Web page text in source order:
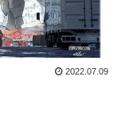
2022.07.09